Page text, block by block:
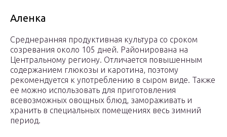
Аленка
Среднеранняя продуктивная культура со сроком
созревания около 105 дней. Районирована на
Центральному региону. Отличается повышенным
содержанием глюкозы и каротина, поэтому
рекомендуется к употреблению в сыром виде. Также
ее можно использовать для приготовления
всевозможных овощных блюд, замораживать и
хранить в специальных помещениях весь зимний
период.